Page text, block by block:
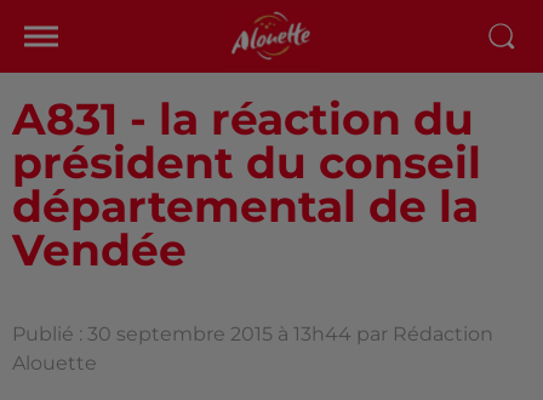
A831 - la réaction du
président du conseil
départemental de la
Vendée
Publié : 30 septembre 2015 à 13h44 par Rédaction
Alouette